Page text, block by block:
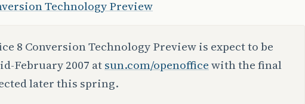
Technology Preview
8 Conversion Technology Preview is expect to be
February 2007 atsun.com/openofficewith the final
later this spring.